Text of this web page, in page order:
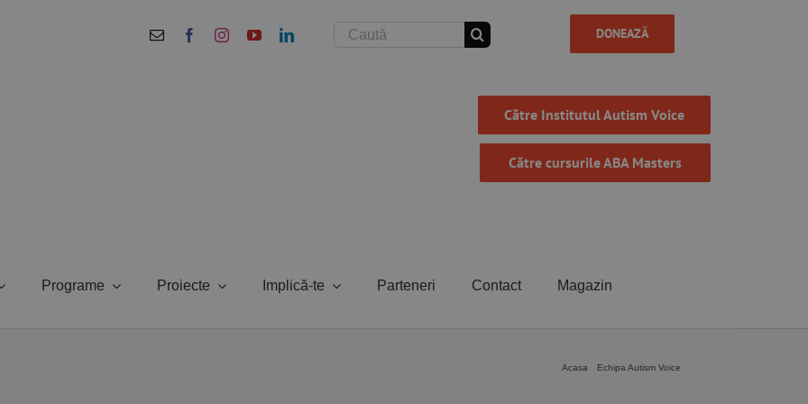
Cautare... DONEAZĂ
Către Institutul Autism Voice
Către cursurile ABA Masters
Programe Proiecte Implică-te Parteneri Contact Magazin
Acasa Echipa Autism Voice